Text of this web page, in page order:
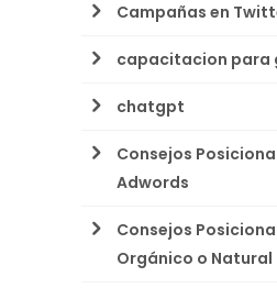
Campañas en
capacitacion para
chatgpt
Consejos
Adwords
Consejos
Orgánico o Natural